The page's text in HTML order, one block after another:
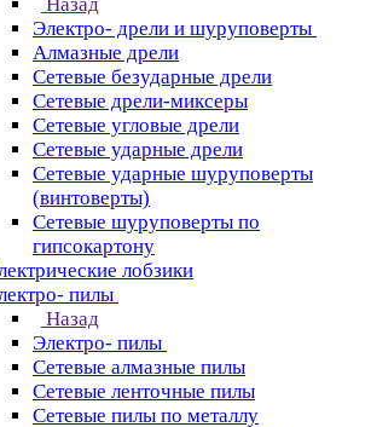
Электро- дрели и шуруповерты
Алмазные дрели
Сетевые безударные дрели
Сетевые дрели-миксеры
Сетевые угловые дрели
Сетевые ударные дрели
Сетевые ударные шуруповерты
(винтоверты)
Сетевые шуруповерты по
гипсокартону
лобзики
пилы
Назад
Электро- пилы
Сетевые алмазные пилы
Сетевые ленточные пилы
Сетевые пилы по металлу